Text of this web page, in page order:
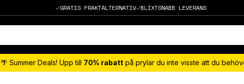
GRATIS FRAKTALTERNATIV BLIXTSNABB LEVERANS
🌴 Summer Deals! Upp till 70% rabatt på prylar du inte visste att du